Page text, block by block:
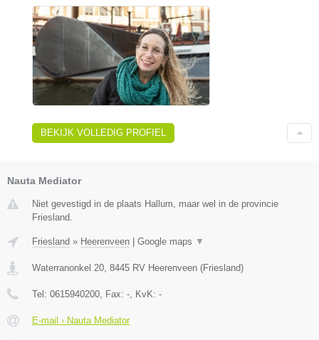
BEKIJK VOLLEDIG PROFIEL
Nauta Mediator
Niet gevestigd in de plaats Hallum, maar wel in de provincie
Friesland.
Friesland » Heerenveen Google maps ▼
Waterranonkel 20 8445 RV Heerenveen (Friesland)
Tel: 0615940200 , Fax: - , KvK: -
E-mail › Nauta Mediator